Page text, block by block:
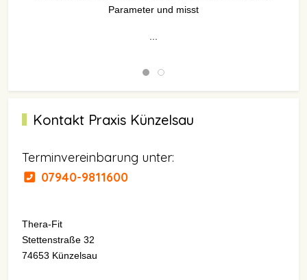
Parameter und misst
Kontakt Praxis Künzelsau
Terminvereinbarung unter:
07940-9811600
Thera-Fit
Stettenstraße 32
74653 Künzelsau